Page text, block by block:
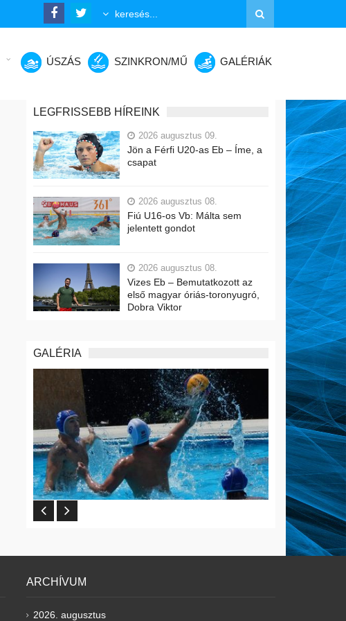
ÚSZÁS SZINKRON/MŰ GALÉRIÁK
LEGFRISSEBB HÍREINK
2026 augusztus 09.
Jön a Férfi U20-as Eb – Íme, a
csapat
2026 augusztus 08.
Fiú U16-os Vb: Málta sem
jelentett gondot
2026 augusztus 08.
Vizes Eb – Bemutatkozott az
első magyar óriás-toronyugró,
Dobra Viktor
GALÉRIA
ARCHÍVUM
2026. augusztus